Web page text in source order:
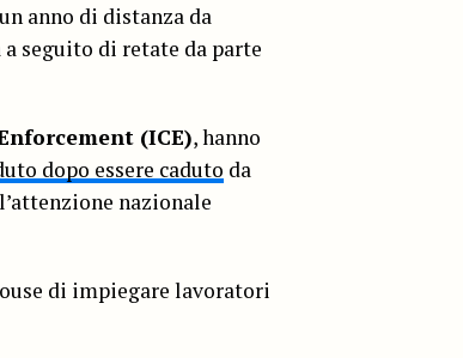
anno di distanza da
seguito di retate da parte
(ICE), hanno
dopo essere caduto da
nazionale
di impiegare lavoratori